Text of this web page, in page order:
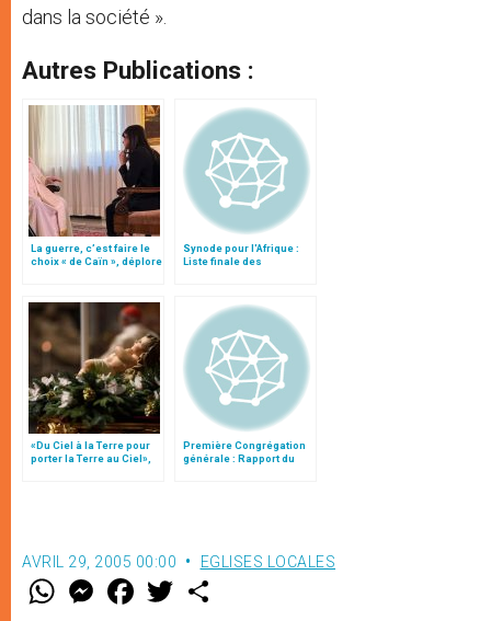
dans la société ».
Autres Publications :
La guerre, c’est faire le
choix « de Caïn », déplore
Synode pour l'Afrique :
Liste finale des
«Du Ciel à la Terre pour
porter la Terre au Ciel»,
Première Congrégation
générale : Rapport du
AVRIL 29, 2005 00:00 EGLISES LOCALES
W M
e
F
a w